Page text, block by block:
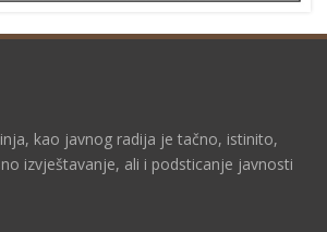
kao javnog radija je tačno, istinito,
izvještavanje, ali i podsticanje javnosti